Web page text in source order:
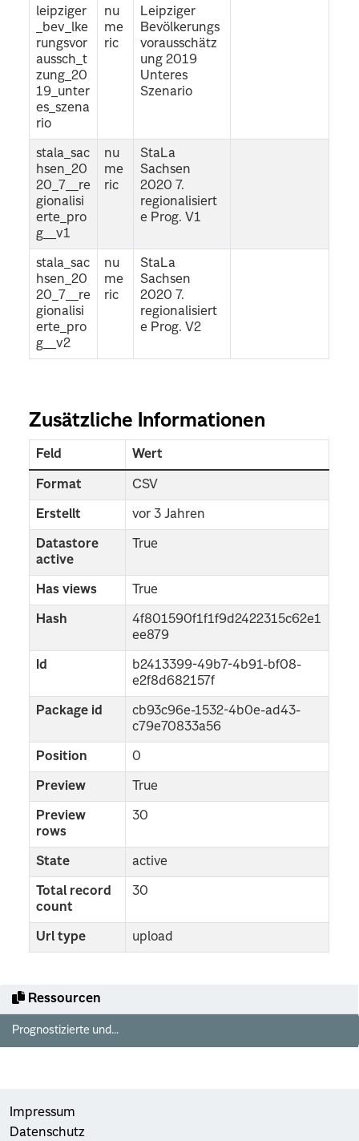
Ressourcen
Prognostizierte und...
leipziger
_bev_lke
rungsvor
aussch_t
zung_20
19_unter
es_szena
rio
nu
me
ric
Leipziger
Bevölkerungs
vorausschätz
ung 2019
Unteres
Szenario
stala_sac
hsen_20
20_7__re
gionalisi
erte_pro
g__v1
nu
me
ric
StaLa
Sachsen
2020 7.
regionalisiert
e Prog. V1
stala_sac
hsen_20
20_7__re
gionalisi
erte_pro
g__v2
nu
me
ric
StaLa
Sachsen
2020 7.
regionalisiert
e Prog. V2
Zusätzliche Informationen
Feld Wert
Format CSV
Erstellt vor 3 Jahren
Datastore
active
True
Has views True
Hash
4f801590f1f1f9d2422315c62e1
ee879
Id
b2413399-49b7-4b91-bf08-
e2f8d682157f
Package id
cb93c96e-1532-4b0e-ad43-
c79e70833a56
Position 0
Preview True
Preview
rows
30
State active
Total record
count
30
Url type upload
Impressum
Datenschutz